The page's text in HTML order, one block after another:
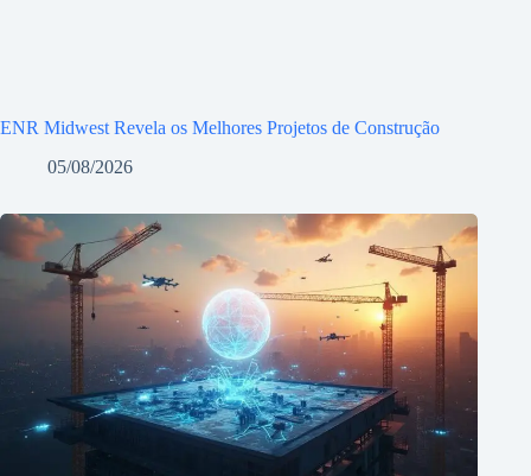
ENR Midwest Revela os Melhores Projetos de Construção
05/08/2026